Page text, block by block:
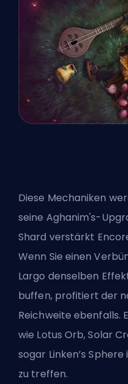
Diese Mechaniken
seine Aghanim's-
Shard verstärkt
Wenn Sie einen
Largo denselben
buffen, profitiert der
Reichweite ebenfalls.
wie Lotus Orb, Solar
sogar Linken’s
zu treffen.